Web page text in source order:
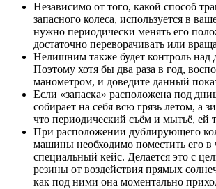
Независимо от того, какой способ
запасного колеса, используется в
нужно периодически менять его
достаточно переворачивать или
Нелишним также будет контроль над
Поэтому хотя бы два раза в год,
манометром, и доведите данный
Если «запаска» расположена под
собирает на себя всю грязь летом, а
что периодический съём и мытьё, ей
При расположении дублирующего
машины необходимо поместить его в
специальный кейс. Делается это с
резины от воздействия прямых
как под ними она моментально